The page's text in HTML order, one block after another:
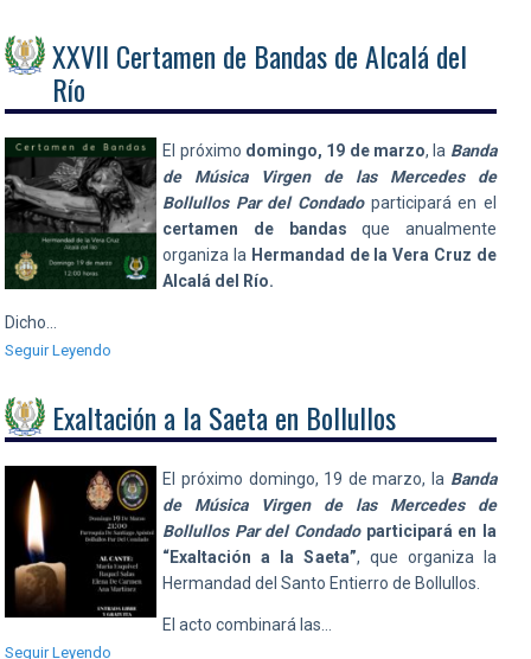
XXVII Certamen de Bandas de Alcalá del
Río
El próximo domingo, 19 de marzo, la Banda
de Música Virgen de las Mercedes de
Bollullos Par del Condadoparticipará en el
certamen de bandas que anualmente
organiza la Hermandad de la Vera Cruz de
Alcalá del Río.
Dicho…
Seguir Leyendo
Exaltación a la Saeta en Bollullos
El próximo domingo, 19 de marzo, la Banda
de Música Virgen de las Mercedes de
Bollullos Par del Condadoparticipará en la
“Exaltación a la Saeta”, que organiza la
Hermandad del Santo Entierro de Bollullos.
El acto combinará las…
Seguir Leyendo